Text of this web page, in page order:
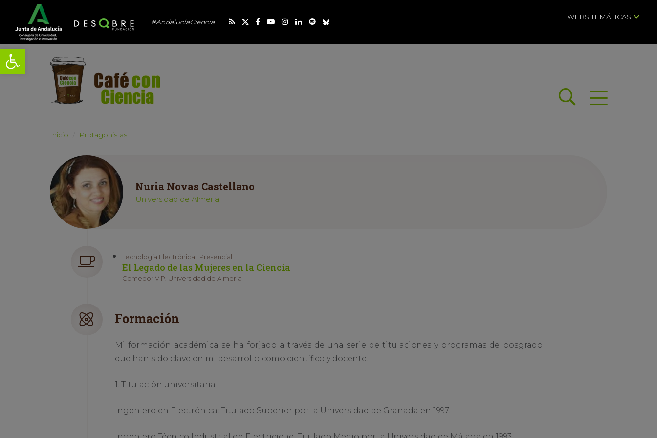
Abrir barra de herramientas
#AndalucíaCiencia
WEBS TEMÁTICAS
BuscarAbrir menú
Inicio Protagonistas
Nuria Novas Castellano
Universidad de Almería
Tecnología Electrónica | Presencial
El Legado de las Mujeres en la Ciencia
Comedor VIP. Universidad de Almería
Formación
Mi formación académica se ha forjado a través de una serie de titulaciones y programas de posgrado
que han sido clave en mi desarrollo como científico y docente.
1. Titulación universitaria
Ingeniero en Electrónica: Titulado Superior por la Universidad de Granada en 1997.